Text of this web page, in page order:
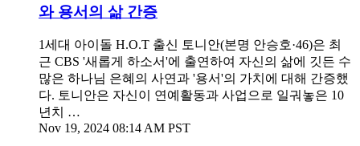
와 용서의 삶 간증
1세대 아이돌 H.O.T 출신 토니안(본명 안승호·46)은 최
근 CBS '새롭게 하소서'에 출연하여 자신의 삶에 깃든 수
많은 하나님 은혜의 사연과 '용서'의 가치에 대해 간증했
다. 토니안은 자신이 연예활동과 사업으로 일궈놓은 10
년치 …
Nov 19, 2024 08:14 AM PST